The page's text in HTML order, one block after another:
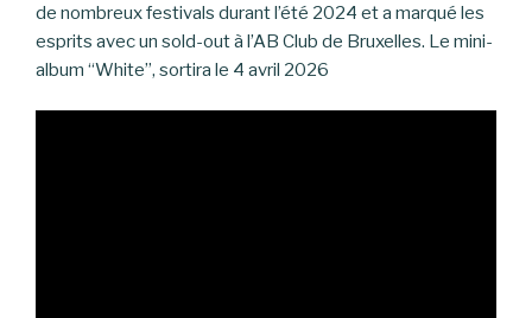
de nombreux festivals durant l’été 2024 et a marqué les
esprits avec un sold-out à l’AB Club de Bruxelles. Le mini-
album “White”, sortira le 4 avril 2026